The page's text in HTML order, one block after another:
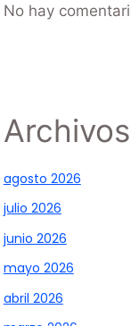
No hay
Archivos
agosto 2026
julio 2026
junio 2026
mayo 2026
abril 2026